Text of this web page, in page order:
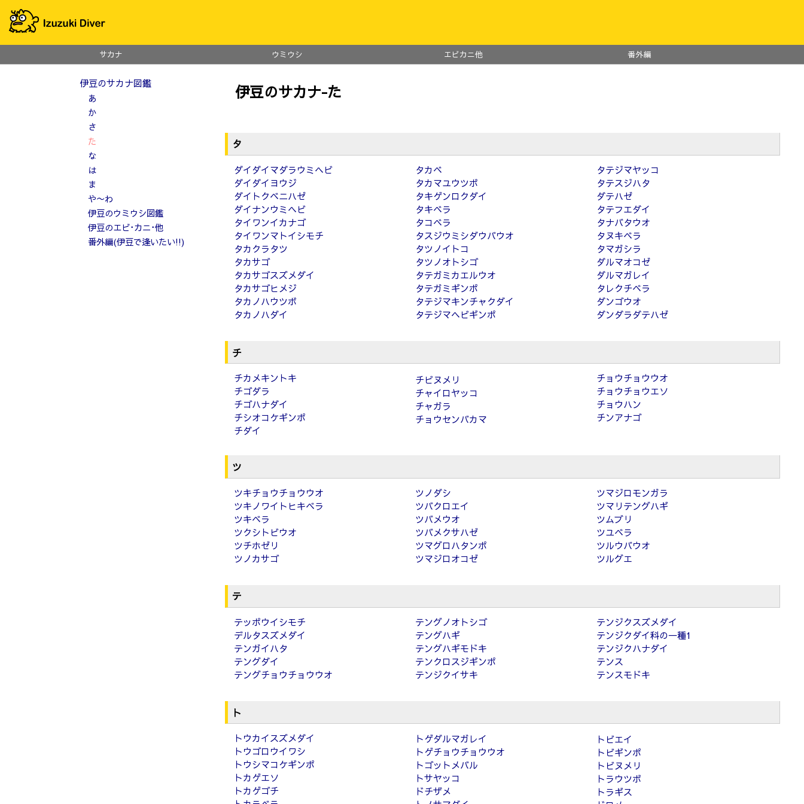
サカナ ウミウシ エビカニ他 番外編
伊豆のサカナ図鑑
あ
か
さ
た
な
は
ま
や〜わ
伊豆のウミウシ図鑑
伊豆のエビ･カニ･他
番外編(伊豆で逢いたい!!)
伊豆のサカナ-た
タ
ダイダイマダラウミヘビ
ダイダイヨウジ
ダイトクベニハゼ
ダイナンウミヘビ
タイワンイカナゴ
タイワンマトイシモチ
タカクラタツ
タカサゴ
タカサゴスズメダイ
タカサゴヒメジ
タカノハウツボ
タカノハダイ
タカベ
タカマユウツボ
タキゲンロクダイ
タキベラ
タコベラ
タスジウミシダウバウオ
タツノイトコ
タツノオトシゴ
タテガミカエルウオ
タテガミギンポ
タテジマキンチャクダイ
タテジマヘビギンポ
タテジマヤッコ
タテスジハタ
ダテハゼ
タテフエダイ
タナバタウオ
タヌキベラ
タマガシラ
ダルマオコゼ
ダルマガレイ
タレクチベラ
ダンゴウオ
ダンダラダテハゼ
チ
チカメキントキ
チゴダラ
チゴハナダイ
チシオコケギンポ
チダイ
チビヌメリ
チャイロヤッコ
チャガラ
チョウセンバカマ
チョウチョウウオ
チョウチョウエソ
チョウハン
チンアナゴ
ツ
ツキチョウチョウウオ
ツキノワイトヒキベラ
ツキベラ
ツクシトビウオ
ツチホゼリ
ツノカサゴ
ツノダシ
ツバクロエイ
ツバメウオ
ツバメクサハゼ
ツマグロハタンポ
ツマジロオコゼ
ツマジロモンガラ
ツマリテングハギ
ツムブリ
ツユベラ
ツルウバウオ
ツルグエ
テ
テッポウイシモチ
デルタスズメダイ
テンガイハタ
テングダイ
テングチョウチョウウオ
テングノオトシゴ
テングハギ
テングハギモドキ
テンクロスジギンポ
テンジクイサキ
テンジクスズメダイ
テンジクダイ科の一種1
テンジクハナダイ
テンス
テンスモドキ
ト
トウカイスズメダイ
トウゴロウイワシ
トウシマコケギンポ
トカゲエソ
トカゲゴチ
トゲダルマガレイ
トゲチョウチョウウオ
トゴットメバル
トサヤッコ
ドチザメ
トビエイ
トビギンポ
トビヌメリ
トラウツボ
トラギス